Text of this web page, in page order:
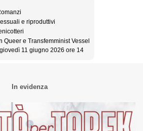
e riproduttivi
Queer e Transfemminist Vessel
11 giugno 2026 ore 14
In evidenza